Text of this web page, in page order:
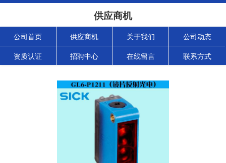
供应商机
公司首页 供应商机 关于我们 公司动态
资质认证 招聘中心 在线留言 联系方式